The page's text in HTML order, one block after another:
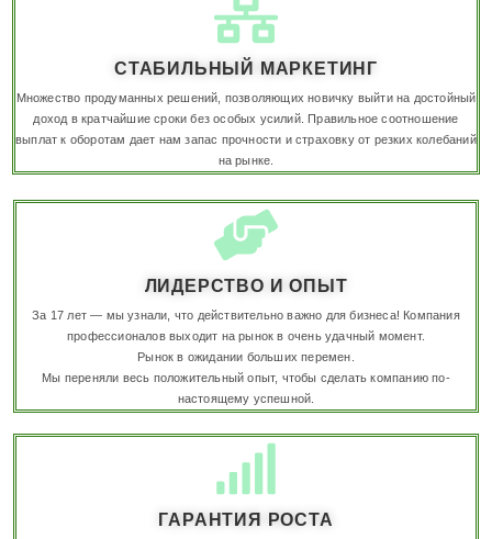
СТАБИЛЬНЫЙ МАРКЕТИНГ
Множество продуманных решений, позволяющих новичку выйти на достойный
доход в кратчайшие сроки без особых усилий. Правильное соотношение
выплат к оборотам дает нам запас прочности и страховку от резких колебаний
на рынке.
ЛИДЕРСТВО И ОПЫТ
За 17 лет — мы узнали, что действительно важно для бизнеса! Компания
профессионалов выходит на рынок в очень удачный момент.
Рынок в ожидании больших перемен.
Мы переняли весь положительный опыт, чтобы сделать компанию по-
настоящему успешной.
ГАРАНТИЯ РОСТА